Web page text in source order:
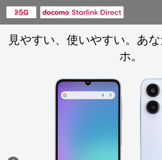
見やすい、使いやすい。あ
ホ。